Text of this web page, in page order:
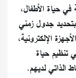
حياة الأطفال،
جدول زمني
الإلكترونية،
تنظيم حياة
الذاتي لديهم.